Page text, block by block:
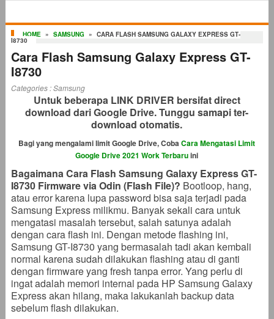
HOME » SAMSUNG » CARA FLASH SAMSUNG GALAXY EXPRESS GT-
I8730
Cara Flash Samsung Galaxy Express GT-
I8730
Categories :Samsung
Untuk beberapa LINK DRIVER bersifat direct
download dari Google Drive. Tunggu samapi ter-
download otomatis.
Bagi yang mengalami limit Google Drive, CobaCara Mengatasi Limit
Google Drive 2021 Work Terbaruini
Bagaimana Cara Flash Samsung Galaxy Express GT-
I8730 Firmware via Odin (Flash File)? Bootloop, hang,
atau error karena lupa password bisa saja terjadi pada
Samsung Express milikmu. Banyak sekali cara untuk
mengatasi masalah tersebut, salah satunya adalah
dengan cara flash ini. Dengan metode flashing ini,
Samsung GT-I8730 yang bermasalah tadi akan kembali
normal karena sudah dilakukan flashing atau di ganti
dengan firmware yang fresh tanpa error. Yang perlu di
ingat adalah memori internal pada HP Samsung Galaxy
Express akan hilang, maka lakukanlah backup data
sebelum flash dilakukan.